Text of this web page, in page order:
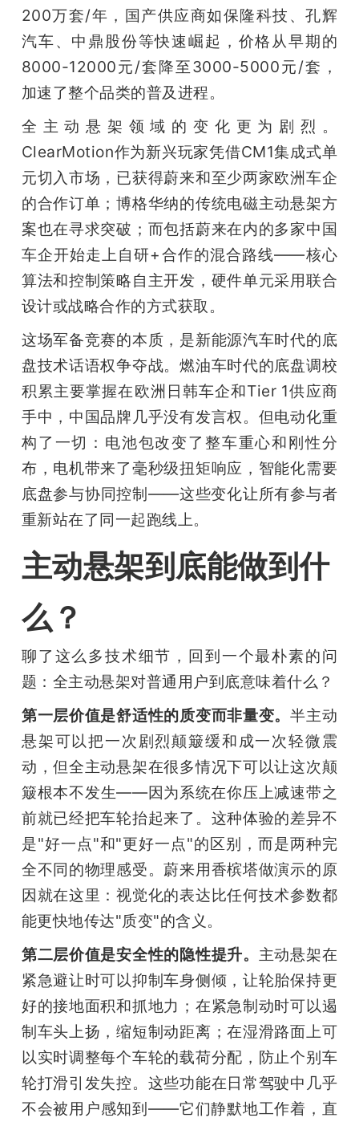
200万套/年，国产供应商如保隆科技、孔辉
汽车、中鼎股份等快速崛起，价格从早期的
8000-12000元/套降至3000-5000元/套，
加速了整个品类的普及进程。
全主动悬架领域的变化更为剧烈。
ClearMotion作为新兴玩家凭借CM1集成式单
元切入市场，已获得蔚来和至少两家欧洲车企
的合作订单；博格华纳的传统电磁主动悬架方
案也在寻求突破；而包括蔚来在内的多家中国
车企开始走上自研+合作的混合路线——核心
算法和控制策略自主开发，硬件单元采用联合
设计或战略合作的方式获取。
这场军备竞赛的本质，是新能源汽车时代的底
盘技术话语权争夺战。燃油车时代的底盘调校
积累主要掌握在欧洲日韩车企和Tier 1供应商
手中，中国品牌几乎没有发言权。但电动化重
构了一切：电池包改变了整车重心和刚性分
布，电机带来了毫秒级扭矩响应，智能化需要
底盘参与协同控制——这些变化让所有参与者
重新站在了同一起跑线上。
主动悬架到底能做到什
么？
聊了这么多技术细节，回到一个最朴素的问
题：全主动悬架对普通用户到底意味着什么？
第一层价值是舒适性的质变而非量变。半主动
悬架可以把一次剧烈颠簸缓和成一次轻微震
动，但全主动悬架在很多情况下可以让这次颠
簸根本不发生——因为系统在你压上减速带之
前就已经把车轮抬起来了。这种体验的差异不
是"好一点"和"更好一点"的区别，而是两种完
全不同的物理感受。蔚来用香槟塔做演示的原
因就在这里：视觉化的表达比任何技术参数都
能更快地传达"质变"的含义。
第二层价值是安全性的隐性提升。 主动悬架在
紧急避让时可以抑制车身侧倾，让轮胎保持更
好的接地面积和抓地力；在紧急制动时可以遏
制车头上扬，缩短制动距离；在湿滑路面上可
以实时调整每个车轮的载荷分配，防止个别车
轮打滑引发失控。这些功能在日常驾驶中几乎
不会被用户感知到——它们静默地工作着，直